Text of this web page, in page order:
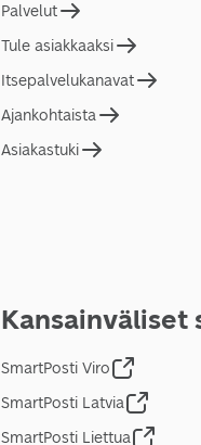
Palvelut
Tule asiakkaaksi
Itsepalvelukanavat
Ajankohtaista
Asiakastuki
Kansainväliset
SmartPosti Viro
SmartPosti Latvia
SmartPosti Liettua